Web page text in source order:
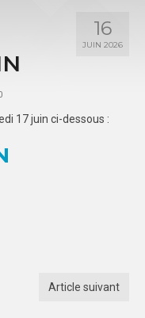
16
JUIN 2026
17 juin ci-dessous :
Article suivant